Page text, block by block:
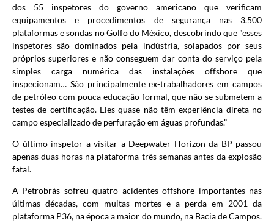
dos 55 inspetores do governo americano que verificam
equipamentos e procedimentos de segurança nas 3.500
plataformas e sondas no Golfo do México, descobrindo que "esses
inspetores são dominados pela indústria, solapados por seus
próprios superiores e não conseguem dar conta do serviço pela
simples carga numérica das instalações offshore que
inspecionam… São principalmente ex-trabalhadores em campos
de petróleo com pouca educação formal, que não se submetem a
testes de certificação. Eles quase não têm experiência direta no
campo especializado de perfuração em águas profundas."
O último inspetor a visitar a Deepwater Horizon da BP passou
apenas duas horas na plataforma três semanas antes da explosão
fatal.
A Petrobrás sofreu quatro acidentes offshore importantes nas
últimas décadas, com muitas mortes e a perda em 2001 da
plataforma P36, na época a maior do mundo, na Bacia de Campos.